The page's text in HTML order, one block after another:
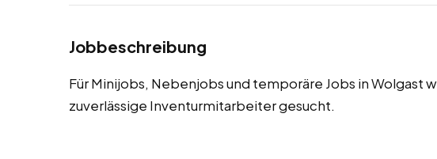
Jobbeschreibung
Für Minijobs, Nebenjobs und temporäre Jobs in Wolgast
zuverlässige Inventurmitarbeiter gesucht.